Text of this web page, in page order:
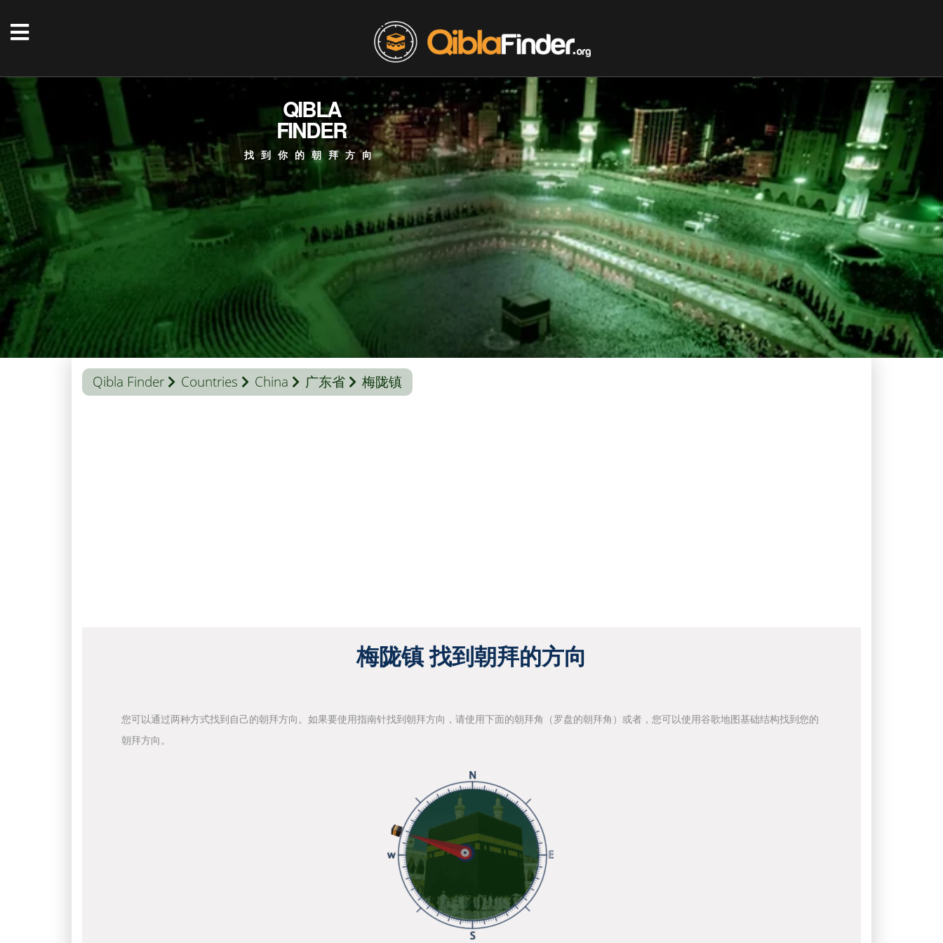
QIBLA
FINDER
找到你的朝拜方向
Qibla Finder Countries China 广东省 梅陇镇
梅陇镇 找到朝拜的方向
您可以通过两种方式找到自己的朝拜方向。如果要使用指南针找到朝拜方向，请使用下面的朝拜角（罗盘的朝拜角）或者，您可以使用谷歌地图基础结构找到您的
朝拜方向。